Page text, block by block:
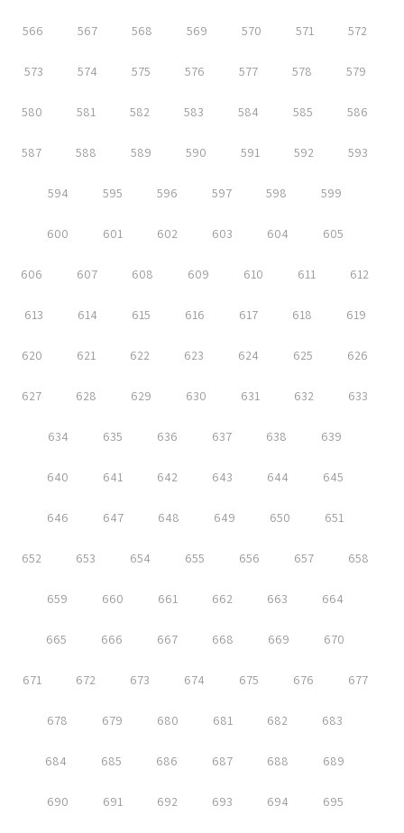
566 567 568 569 570 571 572
573 574 575 576 577 578 579
580 581 582 583 584 585 586
587 588 589 590 591 592 593
594 595 596 597 598 599
600 601 602 603 604 605
606 607 608 609 610 611 612
613 614 615 616 617 618 619
620 621 622 623 624 625 626
627 628 629 630 631 632 633
634 635 636 637 638 639
640 641 642 643 644 645
646 647 648 649 650 651
652 653 654 655 656 657 658
659 660 661 662 663 664
665 666 667 668 669 670
671 672 673 674 675 676 677
678 679 680 681 682 683
684 685 686 687 688 689
690 691 692 693 694 695